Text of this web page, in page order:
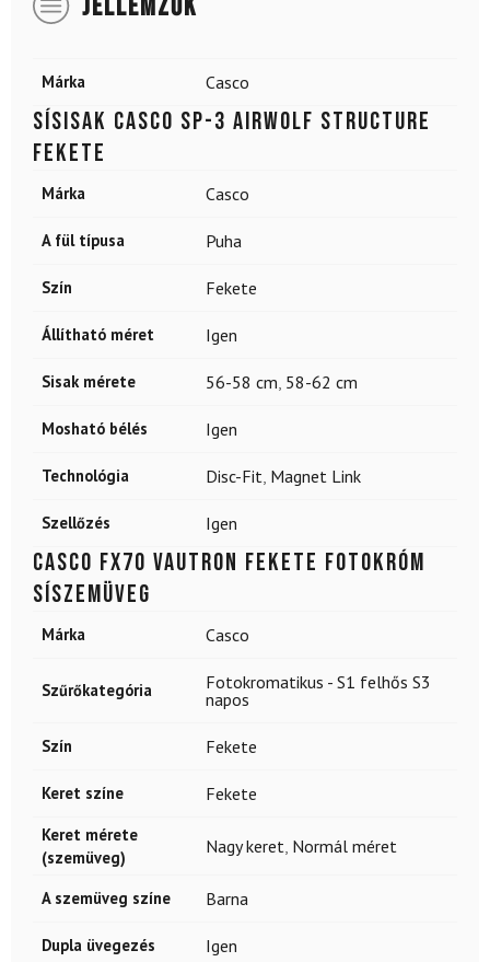
Márka Casco
Sísisak CASCO SP-3 Airwolf Structure
Fekete
Márka Casco
A fül típusa Puha
Szín Fekete
Állítható méret Igen
Sisak mérete 56-58 cm 58-62 cm
Mosható bélés Igen
Technológia Disc-Fit Magnet Link
Szellőzés Igen
CASCO FX70 Vautron Fekete fotokróm
síszemüveg
Márka Casco
Szűrőkategória
Fotokromatikus - S1 felhős S3
napos
Szín Fekete
Keret színe Fekete
Keret mérete
(szemüveg)
Nagy keret Normál méret
A szemüveg színe Barna
Dupla üvegezés Igen